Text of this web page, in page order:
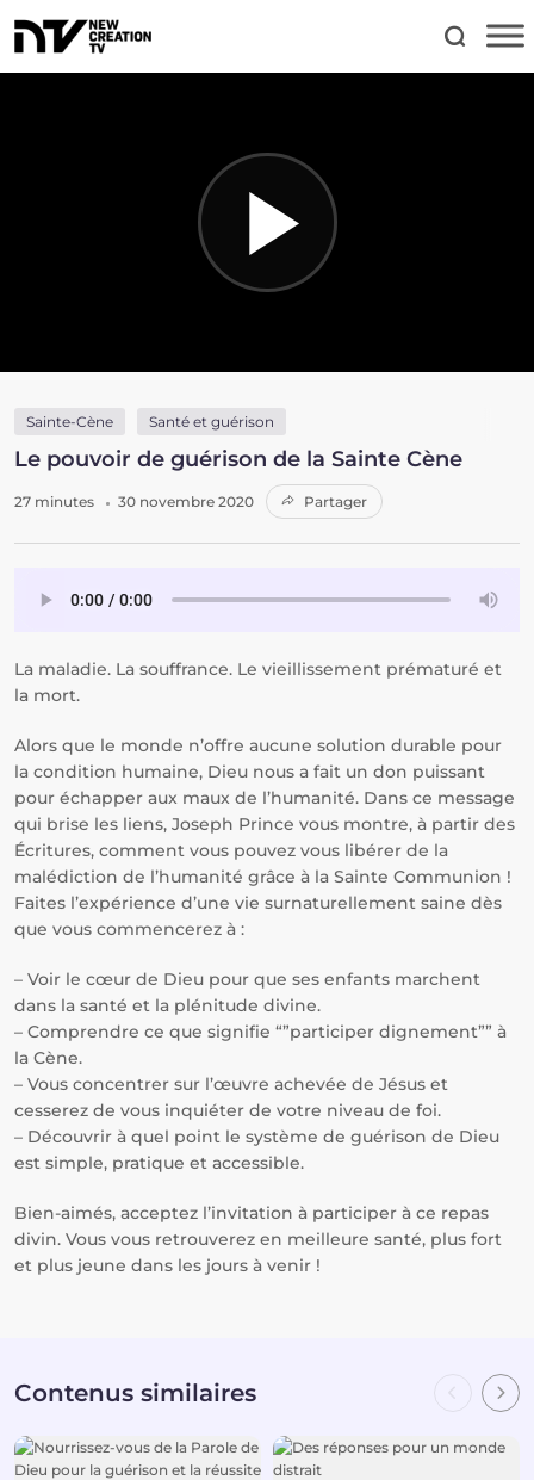
Sainte-Cène Santé et guérison
Le pouvoir de guérison de la Sainte Cène
27 minutes 30 novembre 2020 Partager
La maladie. La souffrance. Le vieillissement prématuré et
la mort.
Alors que le monde n’offre aucune solution durable pour
la condition humaine, Dieu nous a fait un don puissant
pour échapper aux maux de l’humanité. Dans ce message
qui brise les liens, Joseph Prince vous montre, à partir des
Écritures, comment vous pouvez vous libérer de la
malédiction de l’humanité grâce à la Sainte Communion !
Faites l’expérience d’une vie surnaturellement saine dès
que vous commencerez à :
– Voir le cœur de Dieu pour que ses enfants marchent
dans la santé et la plénitude divine.
– Comprendre ce que signifie “”participer dignement”” à
la Cène.
– Vous concentrer sur l’œuvre achevée de Jésus et
cesserez de vous inquiéter de votre niveau de foi.
– Découvrir à quel point le système de guérison de Dieu
est simple, pratique et accessible.
Bien-aimés, acceptez l’invitation à participer à ce repas
divin. Vous vous retrouverez en meilleure santé, plus fort
et plus jeune dans les jours à venir !
Contenus similaires